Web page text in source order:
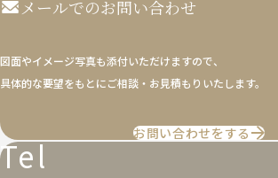
メールでのお問い合わせ
図面やイメージ写真も添付いただけますので、
具体的な要望をもとにご相談・お見積もりいたします。
お問い合わせをする
Tel